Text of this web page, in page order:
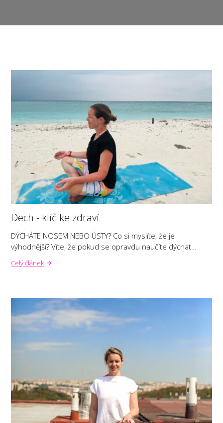
Dech - klíč ke zdraví
DÝCHÁTE NOSEM NEBO ÚSTY? Co si myslíte, že je
výhodnější? Víte, že pokud se opravdu naučíte dýchat…
Celý článek